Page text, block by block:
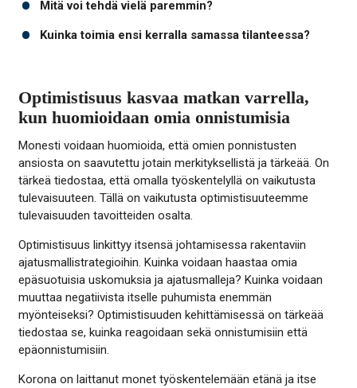
Mitä voi tehdä vielä paremmin?
Kuinka toimia ensi kerralla samassa tilanteessa?
Optimistisuus kasvaa matkan varrella,
kun huomioidaan omia onnistumisia
Monesti voidaan huomioida, että omien ponnistusten
ansiosta on saavutettu jotain merkityksellistä ja tärkeää. On
tärkeä tiedostaa, että omalla työskentelyllä on vaikutusta
tulevaisuuteen. Tällä on vaikutusta optimistisuuteemme
tulevaisuuden tavoitteiden osalta.
Optimistisuus linkittyy itsensä johtamisessa rakentaviin
ajatusmallistrategioihin. Kuinka voidaan haastaa omia
epäsuotuisia uskomuksia ja ajatusmalleja? Kuinka voidaan
muuttaa negatiivista itselle puhumista enemmän
myönteiseksi? Optimistisuuden kehittämisessä on tärkeää
tiedostaa se, kuinka reagoidaan sekä onnistumisiin että
epäonnistumisiin.
Korona on laittanut monet työskentelemään etänä ja itse